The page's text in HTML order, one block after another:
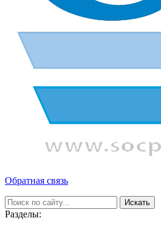
Обратная связь
Искать
Разделы: